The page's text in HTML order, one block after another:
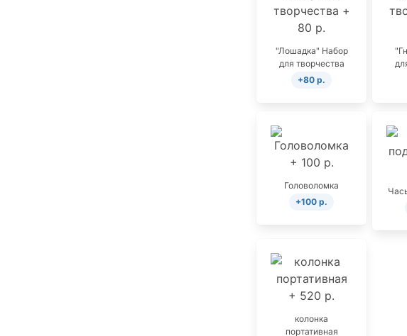
"Лошадка" Набор
для творчества
+80 р.
Головоломка
+100 р.
колонка
портативная